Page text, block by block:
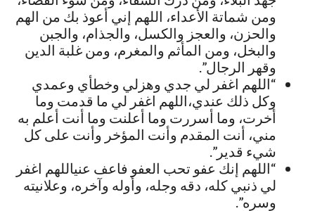
ومن شماتة الأعداء، اللهم إني أعوذ بك من الهم
والحزن، والعجز والكسل، والجذام، والجبن
والبخل، ومن المأثم والمغرم، ومن غلبة الدين
وقهر الرجال”.
“اللهم اغفر لي جدي وهزلي وخطأي وعمدي
وكل ذلك عندي،اللهم اغفر لي ما قدمت وما
أخرت، وما أسررت وما أعلنت وما أنت أعلم به
مني، أنت المقدم وأنت المؤخر وأنت على كل
شيء قدير”.
“اللهم إنك عفو تحب العفو فاعف عنياللهم اغفر
لي ذنبي كله، دقه وجله، وأوله وآخره، وعلانيته
وسره”.